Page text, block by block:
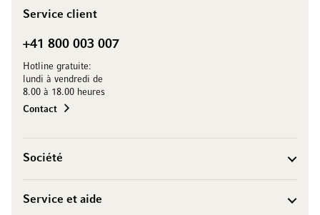
Service client
+41 800 003 007
Hotline gratuite:
lundi à vendredi de
8.00 à 18.00 heures
Contact
Société
Service et aide